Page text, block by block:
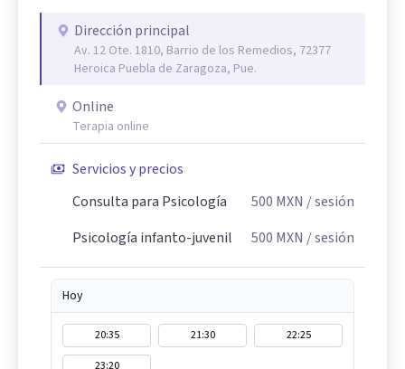
Dirección principal
Av. 12 Ote. 1810, Barrio de los Remedios, 72377
Heroica Puebla de Zaragoza, Pue.
Online
Terapia online
Servicios y precios
Consulta para Psicología
500 MXN / sesión
Psicología infanto-juvenil
500 MXN / sesión
Hoy
20:35 21:30
22:25
23:20